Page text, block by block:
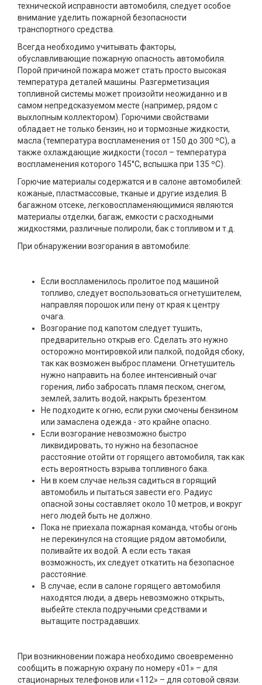
технической исправности автомобиля, следует особое
внимание уделить пожарной безопасности
транспортного средства.
Всегда необходимо учитывать факторы,
обуславливающие пожарную опасность автомобиля.
Порой причиной пожара может стать просто высокая
температура деталей машины. Разгерметизация
топливной системы может произойти неожиданно и в
самом непредсказуемом месте (например, рядом с
выхлопным коллектором). Горючими свойствами
обладает не только бензин, но и тормозные жидкости,
масла (температура воспламенения от 150 до 300 ºС), а
также охлаждающие жидкости (тосол – температура
воспламенения которого 145°С, вспышка при 135 ºС).
Горючие материалы содержатся и в салоне автомобилей:
кожаные, пластмассовые, тканые и другие изделия. В
багажном отсеке, легковоспламеняющимися являются
материалы отделки, багаж, емкости с расходными
жидкостями, различные полироли, бак с топливом и т.д.
При обнаружении возгорания в автомобиле:
Если воспламенилось пролитое под машиной
топливо, следует воспользоваться огнетушителем,
направляя порошок или пену от края к центру
очага.
Возгорание под капотом следует тушить,
предварительно открыв его. Сделать это нужно
осторожно монтировкой или палкой, подойдя сбоку,
так как возможен выброс пламени. Огнетушитель
нужно направить на более интенсивный очаг
горения, либо забросать пламя песком, снегом,
землей, залить водой, накрыть брезентом.
Не подходите к огню, если руки смочены бензином
или замаслена одежда - это крайне опасно.
Если возгорание невозможно быстро
ликвидировать, то нужно на безопасное
расстояние отойти от горящего автомобиля, так как
есть вероятность взрыва топливного бака.
Ни в коем случае нельзя садиться в горящий
автомобиль и пытаться завести его. Радиус
опасной зоны составляет около 10 метров, и вокруг
него людей быть не должно.
Пока не приехала пожарная команда, чтобы огонь
не перекинулся на стоящие рядом автомобили,
поливайте их водой. А если есть такая
возможность, их следует откатить на безопасное
расстояние.
В случае, если в салоне горящего автомобиля
находятся люди, а дверь невозможно открыть,
выбейте стекла подручными средствами и
вытащите пострадавших.
При возникновении пожара необходимо своевременно
сообщить в пожарную охрану по номеру «01» – для
стационарных телефонов или «112» – для сотовой связи.